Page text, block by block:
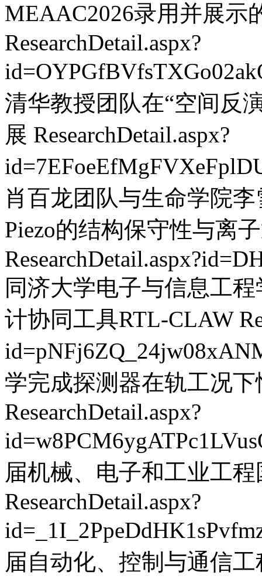
MEAAC2026录用并展
ResearchDetail.aspx?
清华教授团队在“空间反
展 ResearchDetail.aspx?
肖百龙团队与生命学院
Piezo的结构保守性与离
同济大学电子与信息工
计协同工具RTL-CLAW
学完成探测器在轨工况
ResearchDetail.aspx?
届机械、电子和工业工
ResearchDetail.aspx?
届自动化、控制与通信